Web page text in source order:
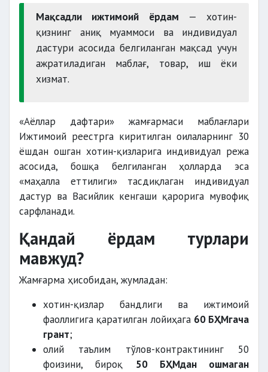
Мақсадли ижтимоий ёрдам — хотин-
қизнинг аниқ муаммоси ва индивидуал
дастури асосида белгиланган мақсад учун
ажратиладиган маблағ, товар, иш ёки
хизмат.
«Аёллар дафтари» жамғармаси маблағлари
Ижтимоий реестрга киритилган оилаларнинг 30
ёшдан ошган хотин-қизларига индивидуал режа
асосида, бошқа белгиланган ҳолларда эса
«маҳалла еттилиги» тасдиқлаган индивидуал
дастур ва Васийлик кенгаши қарорига мувофиқ
сарфланади.
Қандай ёрдам турлари
мавжуд?
Жамғарма ҳисобидан, жумладан:
хотин-қизлар бандлиги ва ижтимоий
фаоллигига қаратилган лойиҳага 60 БҲМгача
грант;
олий таълим тўлов-контрактининг 50
фоизини, бироқ 50 БҲМдан ошмаган